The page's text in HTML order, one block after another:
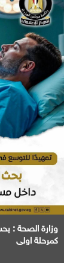
وزارة الصحة :
كمرحلة اولي